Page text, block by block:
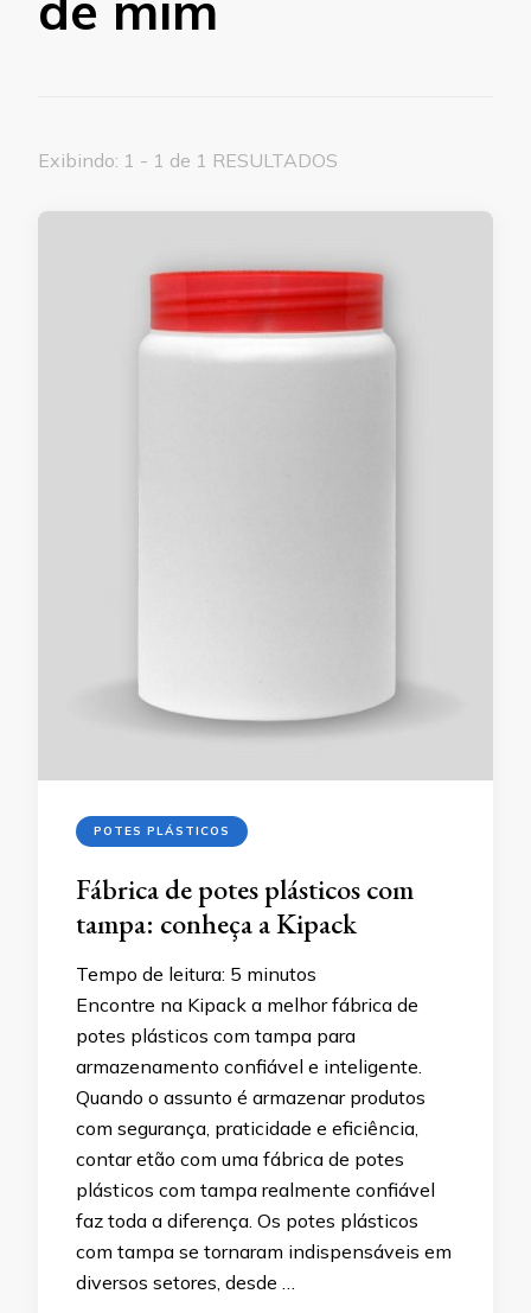
Exibindo: 1 - 1 de 1 RESULTADOS
POTES PLÁSTICOS
Fábrica de potes plásticos com
tampa: conheça a Kipack
Tempo de leitura: 5 minutos
Encontre na Kipack a melhor fábrica de
potes plásticos com tampa para
armazenamento confiável e inteligente.
Quando o assunto é armazenar produtos
com segurança, praticidade e eficiência,
contar etão com uma fábrica de potes
plásticos com tampa realmente confiável
faz toda a diferença. Os potes plásticos
com tampa se tornaram indispensáveis em
diversos setores, desde …